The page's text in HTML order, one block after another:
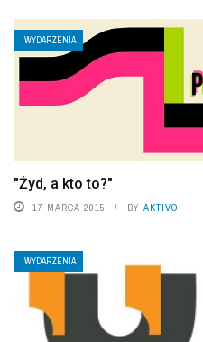
WYDARZENIA
"Żyd, a kto to?"
17 MARCA 2015 BY AKTIVO
WYDARZENIA